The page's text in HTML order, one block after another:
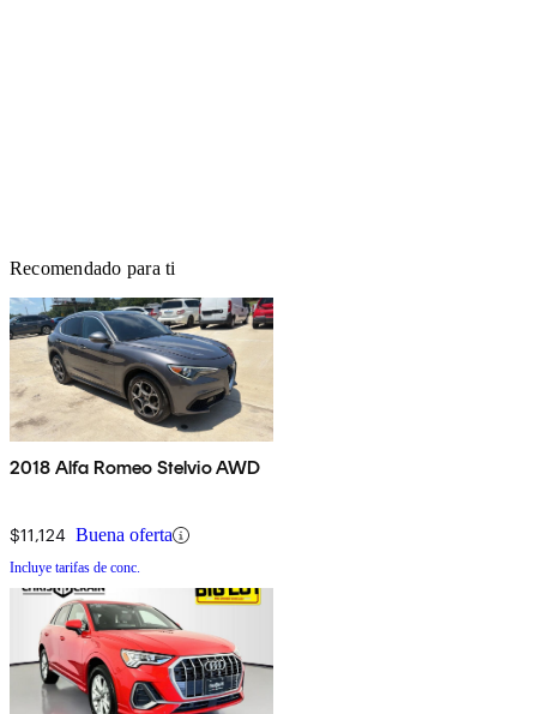
Recomendado para ti
2018 Alfa Romeo Stelvio AWD
$11,124 Buena oferta
Incluye tarifas de conc.